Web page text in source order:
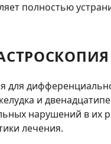
полностью
для
и
нарушений в их
лечения.